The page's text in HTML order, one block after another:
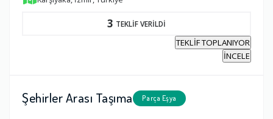
3 TEKLİF VERİLDİ
TEKLİF TOPLANIYOR
İNCELE
Şehirler Arası Taşıma Parça Eşya